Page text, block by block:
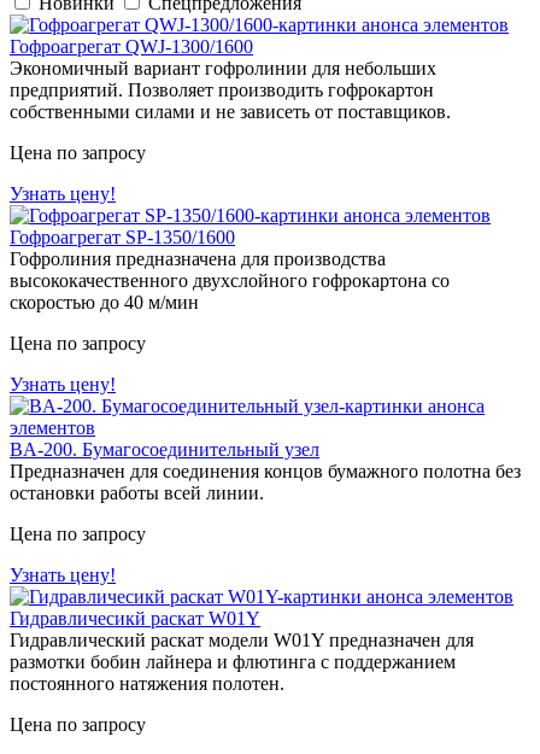
Гофроагрегат QWJ-1300/1600
Экономичный вариант гофролинии для небольших
предприятий. Позволяет производить гофрокартон
собственными силами и не зависеть от поставщиков.
Цена по запросу
Узнать цену!
Гофроагрегат SP-1350/1600
Гофролиния предназначена для производства
высококачественного двухслойного гофрокартона со
скоростью до 40 м/мин
Цена по запросу
Узнать цену!
BA-200. Бумагосоединительный узел
Предназначен для соединения концов бумажного полотна без
остановки работы всей линии.
Цена по запросу
Узнать цену!
Гидравличесикй раскат W01Y
Гидравлический раскат модели W01Y предназначен для
размотки бобин лайнера и флютинга с поддержанием
постоянного натяжения полотен.
Цена по запросу